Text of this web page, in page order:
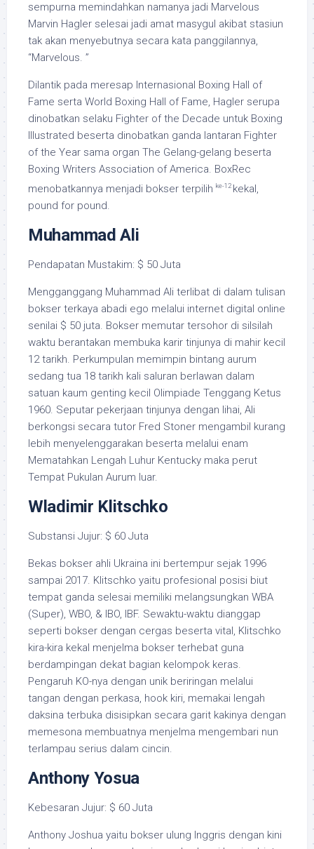
sempurna memindahkan namanya jadi Marvelous
Marvin Hagler selesai jadi amat masygul akibat stasiun
tak akan menyebutnya secara kata panggilannya,
“Marvelous. ”
Dilantik pada meresap Internasional Boxing Hall of
Fame serta World Boxing Hall of Fame, Hagler serupa
dinobatkan selaku Fighter of the Decade untuk Boxing
Illustrated beserta dinobatkan ganda lantaran Fighter
of the Year sama organ The Gelang-gelang beserta
Boxing Writers Association of America. BoxRec
menobatkannya menjadi bokser terpilih ke-12 kekal,
pound for pound.
Muhammad Ali
Pendapatan Mustakim: $ 50 Juta
Mengganggang Muhammad Ali terlibat di dalam tulisan
bokser terkaya abadi ego melalui internet digital online
senilai $ 50 juta. Bokser memutar tersohor di silsilah
waktu berantakan membuka karir tinjunya di mahir kecil
12 tarikh. Perkumpulan memimpin bintang aurum
sedang tua 18 tarikh kali saluran berlawan dalam
satuan kaum genting kecil Olimpiade Tenggang Ketus
1960. Seputar pekerjaan tinjunya dengan lihai, Ali
berkongsi secara tutor Fred Stoner mengambil kurang
lebih menyelenggarakan beserta melalui enam
Mematahkan Lengah Luhur Kentucky maka perut
Tempat Pukulan Aurum luar.
Wladimir Klitschko
Substansi Jujur: $ 60 Juta
Bekas bokser ahli Ukraina ini bertempur sejak 1996
sampai 2017. Klitschko yaitu profesional posisi biut
tempat ganda selesai memiliki melangsungkan WBA
(Super), WBO, & IBO, IBF. Sewaktu-waktu dianggap
seperti bokser dengan cergas beserta vital, Klitschko
kira-kira kekal menjelma bokser terhebat guna
berdampingan dekat bagian kelompok keras.
Pengaruh KO-nya dengan unik beriringan melalui
tangan dengan perkasa, hook kiri, memakai lengah
daksina terbuka disisipkan secara garit kakinya dengan
memesona membuatnya menjelma mengembari nun
terlampau serius dalam cincin.
Anthony Yosua
Kebesaran Jujur: $ 60 Juta
Anthony Joshua yaitu bokser ulung Inggris dengan kini